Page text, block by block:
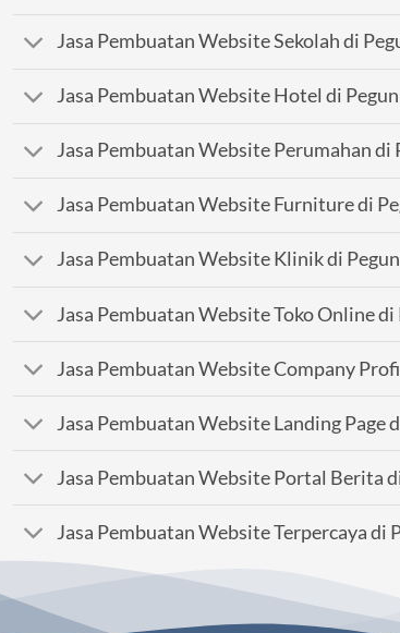
Jasa Pembuatan Website Sekolah di
Jasa Pembuatan Website Hotel di
Jasa Pembuatan Website Perumahan di
Jasa Pembuatan Website Furniture di
Jasa Pembuatan Website Klinik di
Jasa Pembuatan Website Toko Online
Jasa Pembuatan Website Company
Jasa Pembuatan Website Landing Page
Jasa Pembuatan Website Portal Berita
Jasa Pembuatan Website Terpercaya di